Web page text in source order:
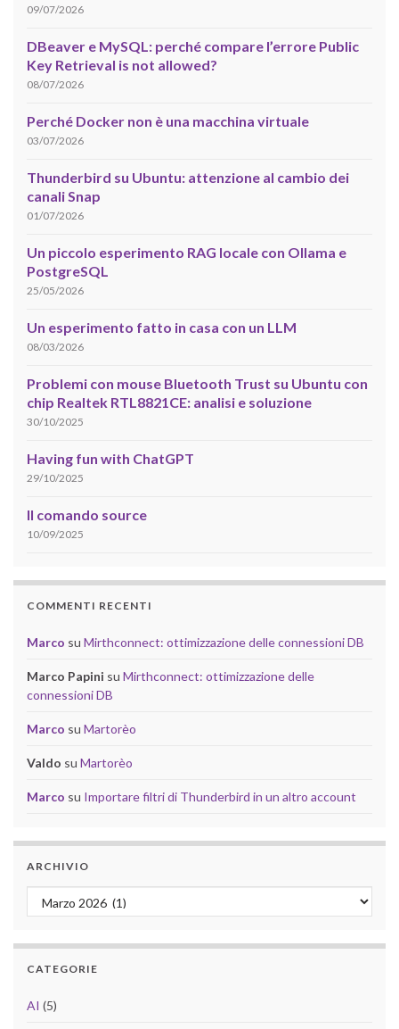
09/07/2026
DBeaver e MySQL: perché compare l’errore Public
Key Retrieval is not allowed?
08/07/2026
Perché Docker non è una macchina virtuale
03/07/2026
Thunderbird su Ubuntu: attenzione al cambio dei
canali Snap
01/07/2026
Un piccolo esperimento RAG locale con Ollama e
PostgreSQL
25/05/2026
Un esperimento fatto in casa con un LLM
08/03/2026
Problemi con mouse Bluetooth Trust su Ubuntu con
chip Realtek RTL8821CE: analisi e soluzione
30/10/2025
Having fun with ChatGPT
29/10/2025
Il comando source
10/09/2025
COMMENTI RECENTI
Marco su Mirthconnect: ottimizzazione delle connessioni DB
Marco Papini su Mirthconnect: ottimizzazione delle
connessioni DB
Marco su Martorèo
Valdo su Martorèo
Marco su Importare filtri di Thunderbird in un altro account
ARCHIVIO
Archivio
CATEGORIE
AI (5)